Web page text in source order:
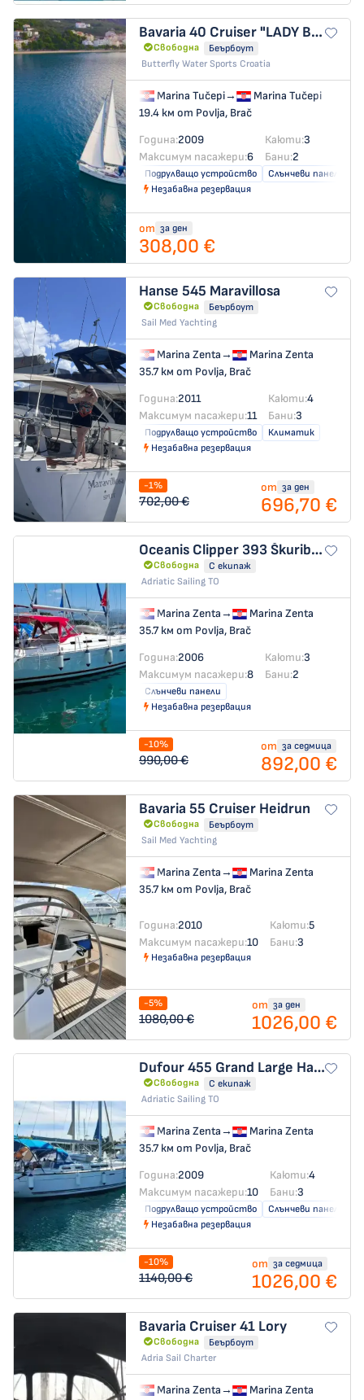
Bavaria 40 Cruiser"LADY BUTTERFLY"
Свободна
Беърбоут
Butterfly Water Sports Croatia
Marina Tučepi→
Marina Tučepi
19.4 км от Povlja, Brač
Година:2009 Каюти:3
Максимум пасажери:6 Бани:2
Подрулващо устройство
Слънчеви панели
Незабавна резервация
от за ден
308,00 €
Hanse 545 Maravillosa
Свободна
Беърбоут
Sail Med Yachting
Marina Zenta→
Marina Zenta
35.7 км от Povlja, Brač
Година:2011 Каюти:4
Максимум пасажери:11 Бани:3
Подрулващо устройство
Климатик
Незабавна резервация
-1%
702,00 €
от за ден
696,70 €
Oceanis Clipper 393Škuribanda (refit: 2026, new engine and solar panels)
Свободна
С екипаж
Adriatic Sailing TO
Marina Zenta→
Marina Zenta
35.7 км от Povlja, Brač
Година:2006 Каюти:3
Максимум пасажери:8 Бани:2
Слънчеви панели
Незабавна резервация
-10%
990,00 €
от за седмица
892,00 €
Bavaria 55 Cruiser Heidrun
Свободна
Беърбоут
Sail Med Yachting
Marina Zenta→
Marina Zenta
35.7 км от Povlja, Brač
Година:2010 Каюти:5
Максимум пасажери:10 Бани:3
Незабавна резервация
-5%
1080,00 €
от за ден
1026,00 €
Dufour 455 Grand Large Hauraki (refit: 2025, new engine and solar panels)
Свободна
С екипаж
Adriatic Sailing TO
Marina Zenta→
Marina Zenta
35.7 км от Povlja, Brač
Година:2009 Каюти:4
Максимум пасажери:10 Бани:3
Подрулващо устройство
Слънчеви панели
Незабавна резервация
-10%
1140,00 €
от за седмица
1026,00 €
Bavaria Cruiser 41 Lory
Свободна
Беърбоут
Adria Sail Charter
Marina Zenta→ Marina Zenta